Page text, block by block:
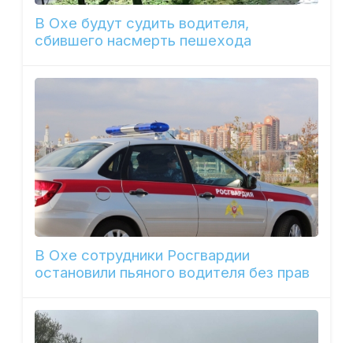
В Охе будут судить водителя,
сбившего насмерть пешехода
В Охе сотрудники Росгвардии
остановили пьяного водителя без прав